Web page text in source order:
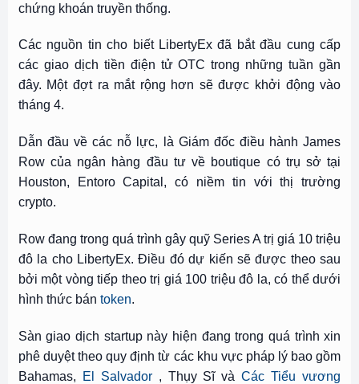
chứng khoán truyền thống.
Các nguồn tin cho biết LibertyEx đã bắt đầu cung cấp
các giao dịch tiền điện tử OTC trong những tuần gần
đây. Một đợt ra mắt rộng hơn sẽ được khởi động vào
tháng 4.
Dẫn đầu về các nỗ lực, là Giám đốc điều hành James
Row của ngân hàng đầu tư về boutique có trụ sở tại
Houston, Entoro Capital, có niềm tin với thị trường
crypto.
Row đang trong quá trình gây quỹ Series A trị giá 10 triệu
đô la cho LibertyEx. Điều đó dự kiến ​​sẽ được theo sau
bởi một vòng tiếp theo trị giá 100 triệu đô la, có thể dưới
hình thức bán token.
Sàn giao dịch startup này hiện đang trong quá trình xin
phê duyệt theo quy định từ các khu vực pháp lý bao gồm
Bahamas,
El Salvador, Thụy Sĩ vàCác Tiểu vương